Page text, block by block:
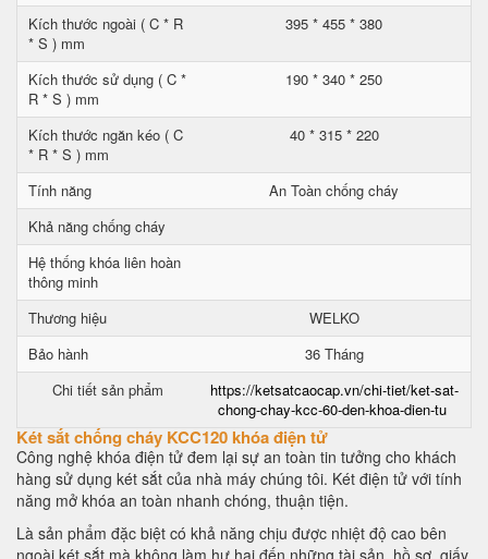
Kích thước ngoài ( C * R
* S ) mm
395 * 455 * 380
Kích thước sử dụng ( C *
R * S ) mm
190 * 340 * 250
Kích thước ngăn kéo ( C
* R * S ) mm
40 * 315 * 220
Tính năng
An Toàn chống cháy
Khả năng chống cháy
Hệ thống khóa liên hoàn
thông minh
Thương hiệu
WELKO
Bảo hành
36 Tháng
Chi tiết sản phẩm
https://ketsatcaocap.vn/chi-tiet/ket-sat-
chong-chay-kcc-60-den-khoa-dien-tu
Két sắt chống cháy KCC120 khóa điện tử
Công nghệ khóa điện tử đem lại sự an toàn tin tưởng cho khách
hàng sử dụng két sắt của nhà máy chúng tôi. Két điện tử với tính
năng mở khóa an toàn nhanh chóng, thuận tiện.
Là sản phẩm đặc biệt có khả năng chịu được nhiệt độ cao bên
ngoài két sắt mà không làm hư hại đến những tài sản, hồ sơ, giấy